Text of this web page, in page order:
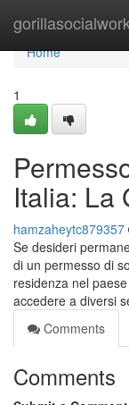
gorillasocialwork
Home
Home
1
Italia: La
hamzaheytc879357
Se desideri
di un permesso di
residenza nel
accedere a diversi
Comments
Comments